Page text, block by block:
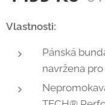
Vlastnosti:
Pánská
navržena